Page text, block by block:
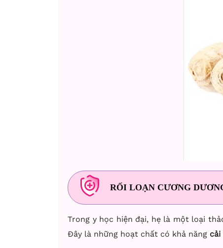
RỐI LOẠN CƯƠNG
Trong y học hiện đại, hẹ là một loại
Đây là những hoạt chất có khả năng